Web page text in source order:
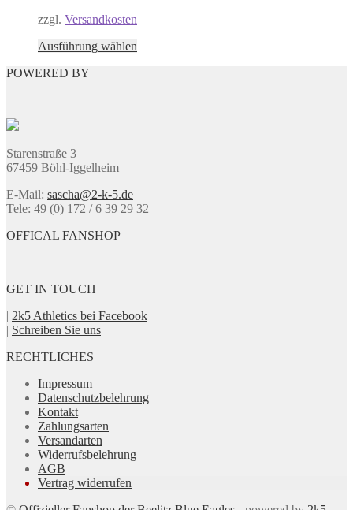
der
gewählt
zzgl. Versandkosten
Ausführung wählen
Produktseite
gewählt
POWERED BY
Starenstraße 3
67459 Böhl-Iggelheim
E-Mail: sascha@2-k-5.de
Tele: 49 (0) 172 / 6 39 29 32
OFFICAL FANSHOP
GET IN TOUCH
| 2k5 Athletics bei Facebook
| Schreiben Sie uns
RECHTLICHES
Impressum
Datenschutzbelehrung
Kontakt
Zahlungsarten
Versandarten
Widerrufsbelehrung
AGB
Vertrag widerrufen